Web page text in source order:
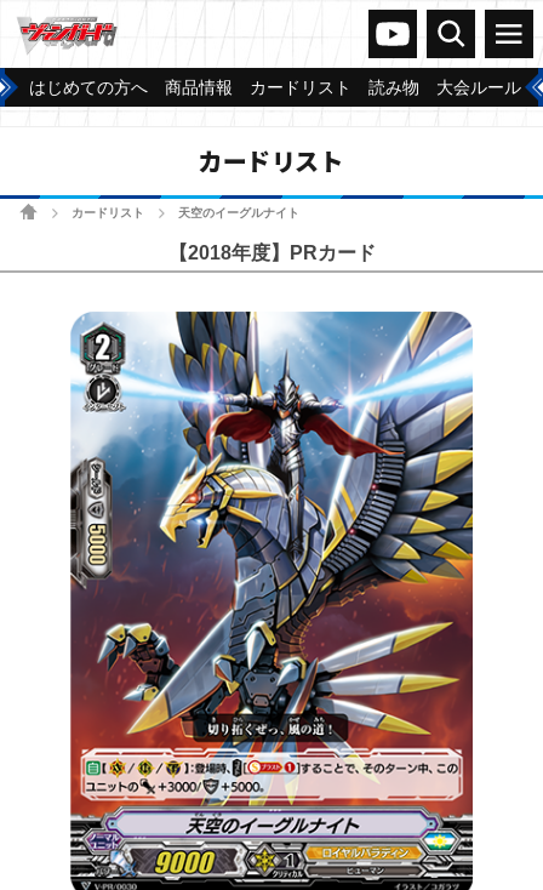
ヴァンガードch
検索 メニュー
はじめての方へ 商品情報 カードリスト 読み物 大会ルール
カードリスト
ホームカードリスト 天空のイーグルナイト
【2018年度】PRカード